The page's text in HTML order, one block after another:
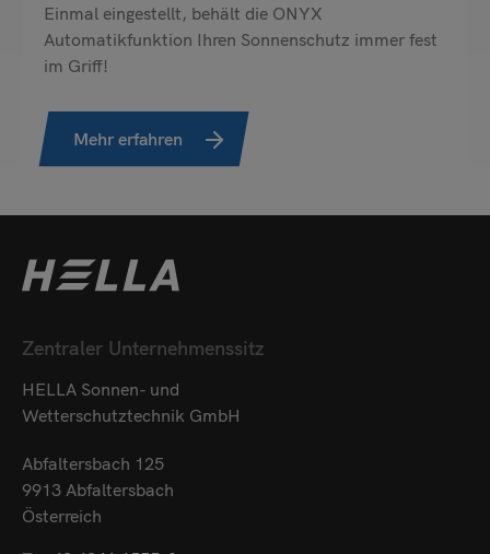
Einmal eingestellt, behält die ONYX
Automatikfunktion Ihren Sonnenschutz immer fest
im Griff!
Mehr erfahren
Zentraler Unternehmenssitz
HELLA Sonnen- und
Wetterschutztechnik GmbH
Abfaltersbach 125
9913 Abfaltersbach
Österreich